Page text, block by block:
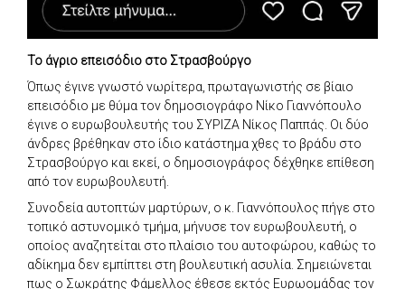
Το άγριο επεισόδιο στο Στρασβούργο
Όπως έγινε γνωστό νωρίτερα, πρωταγωνιστής σε βίαιο
επεισόδιο με θύμα τον δημοσιογράφο Νίκο Γιαννόπουλο
έγινε ο ευρωβουλευτής του ΣΥΡΙΖΑ Νίκος Παππάς. Οι δύο
άνδρες βρέθηκαν στο ίδιο κατάστημα χθες το βράδυ στο
Στρασβούργο και εκεί, ο δημοσιογράφος δέχθηκε επίθεση
από τον ευρωβουλευτή.
Συνοδεία αυτοπτών μαρτύρων, ο κ. Γιαννόπουλος πήγε στο
τοπικό αστυνομικό τμήμα, μήνυσε τον ευρωβουλευτή, ο
οποίος αναζητείται στο πλαίσιο του αυτοφώρου, καθώς το
αδίκημα δεν εμπίπτει στη βουλευτική ασυλία. Σημειώνεται
πως ο Σωκράτης Φάμελλος έθεσε εκτός Ευρωομάδας τον